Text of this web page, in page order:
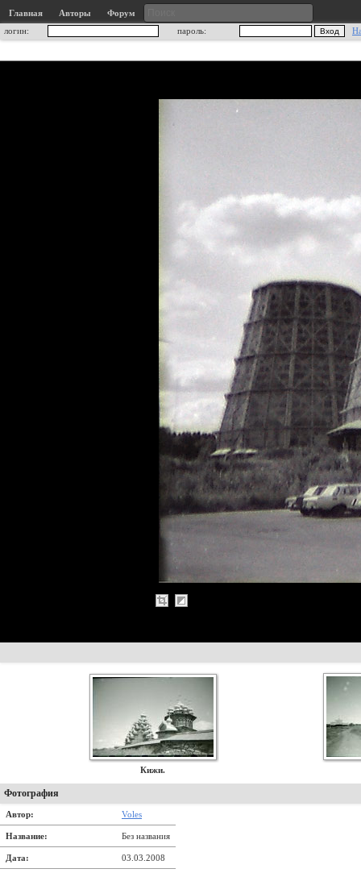
Главная Авторы
Форум
логин:
пароль:
Кижи.
Фотография
Автор: Voles
Название: Без названия
Дата: 03.03.2008